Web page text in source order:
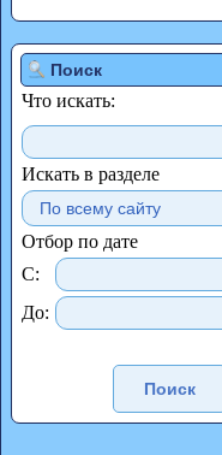
Поиск
Что искать:
Искать в разделе
Отбор по дате
С:
До: